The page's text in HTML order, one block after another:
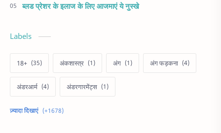
ब्लड प्रेशर के इलाज के लिए आजमाएं ये नुस्खे
Labels
18+ अंकशास्त्र अंग अंग फड़कना
अंडरआर्म अंडरगारमेंट्स
अक्षय तृतीया